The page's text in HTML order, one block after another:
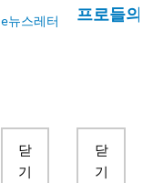
e뉴스레터 신청하기
닫
기
프로들의
닫
기